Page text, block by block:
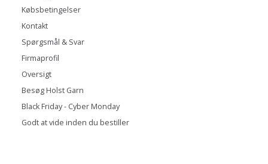
Købsbetingelser
Kontakt
Spørgsmål & Svar
Firmaprofil
Oversigt
Besøg Holst Garn
Black Friday - Cyber Monday
Godt at vide inden du bestiller